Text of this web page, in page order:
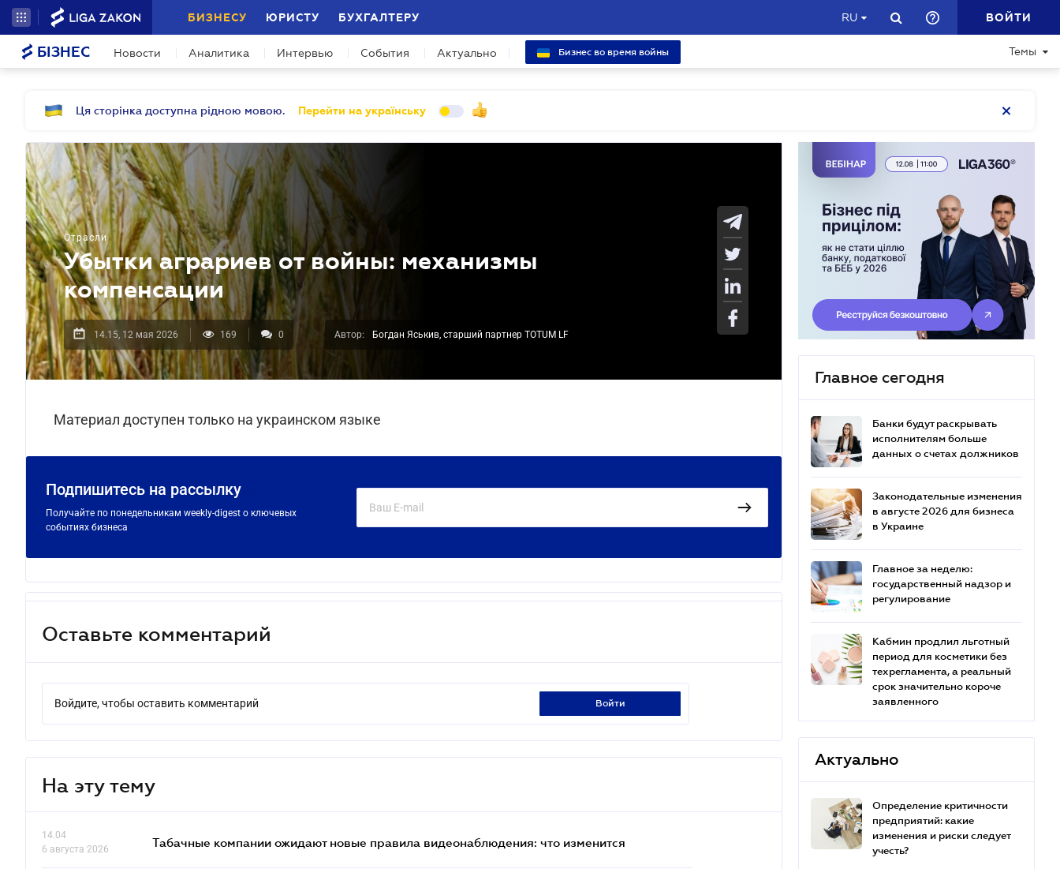
БИЗНЕСУ ЮРИСТУ БУХГАЛТЕРУ RU ВОЙТИ
БІЗНЕС Новости Аналитика Интервью События Актуально Бизнес во время войны Темы
Ця сторінка доступна рідною мовою. Перейти на українську
Отрасли
Убытки аграриев от войны: механизмы
компенсации
14.15, 12 мая 2026 169 0 Автор: Богдан Яськив, cтарший партнер TOTUM LF
Материал доступен только на украинском языке
Подпишитесь на рассылку
Получайте по понедельникам weekly-digest о ключевых
событиях бизнеса
Оставьте комментарий
Войдите, чтобы оставить комментарий войти
На эту тему
14.04
6 августа 2026
Табачные компании ожидают новые правила видеонаблюдения: что изменится
Главное сегодня
Банки будут раскрывать
исполнителям больше
данных о счетах должников
Законодательные изменения
в августе 2026 для бизнеса
в Украине
Главное за неделю:
государственный надзор и
регулирование
Кабмин продлил льготный
период для косметики без
техрегламента, а реальный
срок значительно короче
заявленного
Актуально
Определение критичности
предприятий: какие
изменения и риски следует
учесть?